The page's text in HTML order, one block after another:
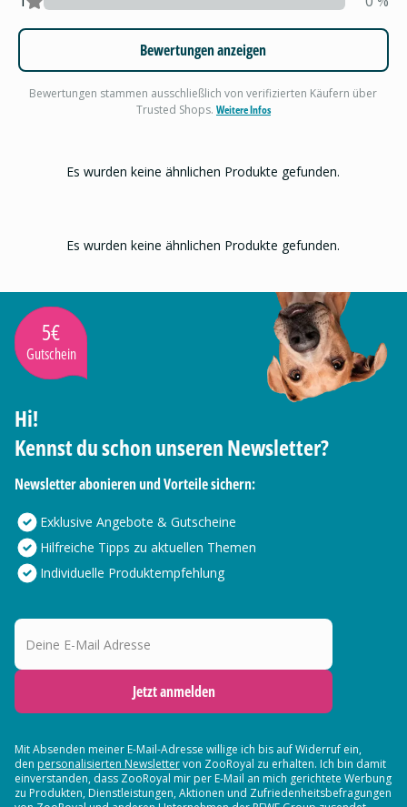
Bewertungen anzeigen
Bewertungen stammen ausschließlich von verifizierten Käufern über
Trusted Shops. Weitere Infos
Es wurden keine ähnlichen Produkte gefunden.
Es wurden keine ähnlichen Produkte gefunden.
5€
Gutschein
Hi!
Kennst du schon unseren Newsletter?
Newsletter abonieren und Vorteile sichern:
Exklusive Angebote & Gutscheine
Hilfreiche Tipps zu aktuellen Themen
Individuelle Produktempfehlung
Deine E-Mail Adresse
Jetzt anmelden
Mit Absenden meiner E-Mail-Adresse willige ich bis auf Widerruf ein,
den personalisierten Newslettervon ZooRoyal zu erhalten. Ich bin damit
einverstanden, dass ZooRoyal mir per E-Mail an mich gerichtete Werbung
zu Produkten, Dienstleistungen, Aktionen und Zufriedenheitsbefragungen